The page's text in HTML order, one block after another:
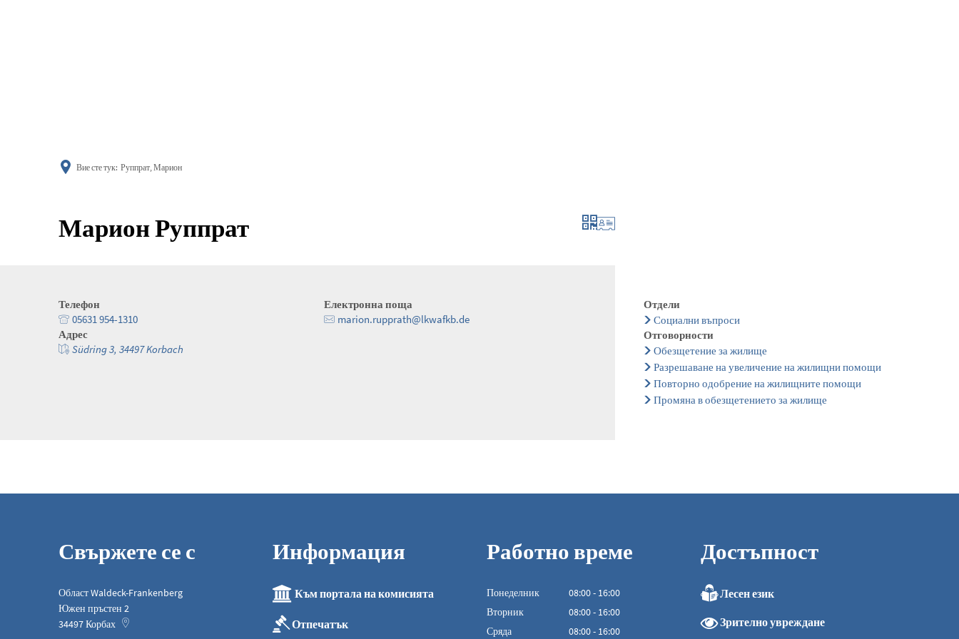
Вие сте тук: Руппрат, Марион
Марион Руппрат
Телефон
05631 954-1310
Електронна поща
marion.rupprath@lkwafkb.de
Адрес
Südring 3, 34497 Korbach
Отдели
Социални въпроси
Отговорности
Обезщетение за жилище
Разрешаване на увеличение на жилищни помощи
Повторно одобрение на жилищните помощи
Промяна в обезщетението за жилище
Свържете се с
Област Waldeck-Frankenberg
Южен пръстен 2
34497Корбах
Информация
Към портала на комисията
Отпечатък
Работно време
Понеделник 08:00- 16:00
От 08:00 до 16:00
Вторник 08:00- 16:00
От 08:00 до 16:00
Сряда 08:00- 16:00
Достъпност
Лесен език
Зрително увреждане